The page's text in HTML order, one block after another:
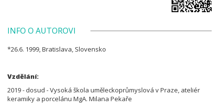
INFO O AUTOROVI
*26.6. 1999, Bratislava, Slovensko
Vzdělání:
2019 - dosud - Vysoká škola uměleckoprůmyslová v Praze, ateliér
keramiky a porcelánu MgA. Milana Pekaře